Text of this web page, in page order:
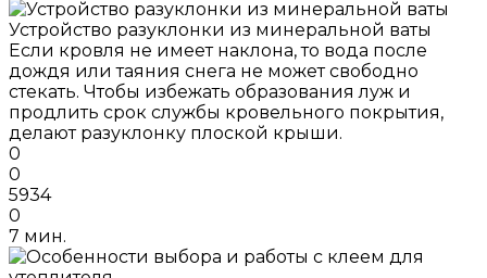
Устройство разуклонки из минеральной ваты
Если кровля не имеет наклона, то вода после
дождя или таяния снега не может свободно
стекать. Чтобы избежать образования луж и
продлить срок службы кровельного покрытия,
делают разуклонку плоской крыши.
0
0
5934
0
7 мин.